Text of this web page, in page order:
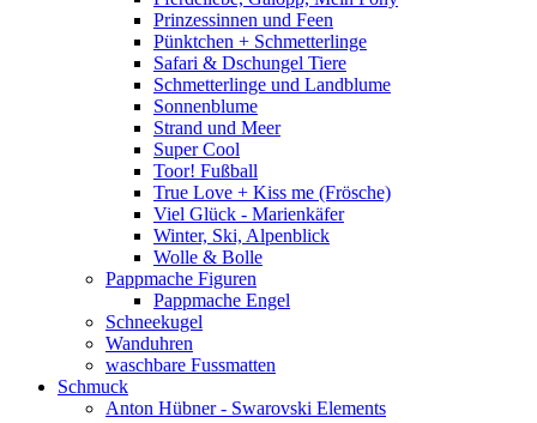
Prinzessinnen und Feen
Pünktchen + Schmetterlinge
Safari & Dschungel Tiere
Schmetterlinge und Landblume
Sonnenblume
Strand und Meer
Super Cool
Toor! Fußball
True Love + Kiss me (Frösche)
Viel Glück - Marienkäfer
Winter, Ski, Alpenblick
Wolle & Bolle
Pappmache Figuren
Pappmache Engel
Schneekugel
Wanduhren
waschbare Fussmatten
Schmuck
Anton Hübner - Swarovski Elements